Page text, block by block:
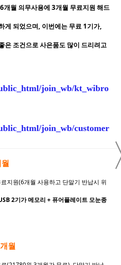
개월 의무사용에 3개월 무료지원 해드
게 되었으며, 이번에는 무료 1기가,
은 조건으로 사은품도 많이 드리려고
join_wb/kt_wibro
join_wb/customer
지원(6개월 사용하고 단말기 반납시 위
2기가 메모리 + 퓨어플레이트 모눈종
월